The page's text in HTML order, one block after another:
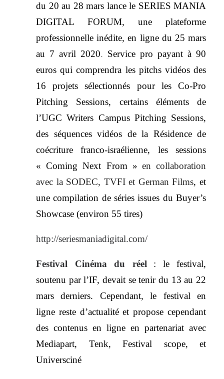
du 20 au 28 mars lance le SERIES MANIA
DIGITAL FORUM, une plateforme
professionnelle inédite, en ligne du 25 mars
au 7 avril 2020. Service pro payant à 90
euros quicomprendra les pitchs vidéos des
16 projets sélectionnés pour les Co-Pro
Pitching Sessions, certains éléments de
l’UGC Writers Campus Pitching Sessions,
des séquences vidéos de la Résidence de
coécriture franco-israélienne, les sessions
« Coming Next From » en collaboration
avec la SODEC, TVFI et German Films, et
une compilation de séries issues du Buyer’s
Showcase (environ 55 tires)
http://seriesmaniadigital.com/
Festival Cinéma du réel :
le festival,
soutenu par l’IF, devait se tenir du 13 au 22
mars derniers. Cependant, le festival en
ligne reste d’actualité et propose cependant
des contenus en ligne en partenariat avec
Mediapart, Tenk, Festival scope, et
Universciné